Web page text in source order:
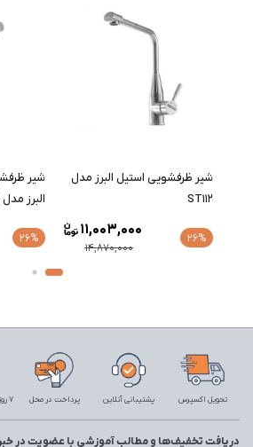
شیر ظرفشویی استیل البرز مدل
ST112
26%
14,870,000
11,003,000
شیر
البرز مدل ST311
26%
تحویل اکسپرس پشتیبانی آنلاین پرداخت در محل 7 روز ضمانت بازگشت
دریافت تخفیف‌ها و مطالب آموزشی با عضویت در